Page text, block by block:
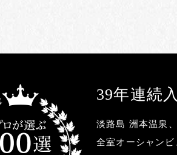
39年連続
淡路島 洲本温泉
全室オーシャン